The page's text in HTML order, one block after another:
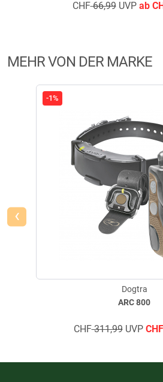
Booster-Funktion für sofortigen Zugriff
Ergonomisches und wasserdichtes
Kurz- und Dauerimpuls
Einstellbarer Booster
Rheostatischer Impulsstufenregler von 0
Niedrige bis mittelstarke Impulse
Technische Daten/Lieferumfang
Reichweite: bis zu 1.200 Meter
Ladedauer Akku: 2–3 Stunden
Akkutyp Sender und Empfänger: Li-Po-
Knopfzellbatterie in der
Schutzart Empfänger (Halsband): IPX9K
Handsender: Gewicht 122 g
Handsender: Maße 9,5 × 4,5 × 3,1 cm
Handsender: Reichweite ca. 1200 m
Halsbandempfänger: Maße 8,7 × 3,4 ×
CHF66,99UVP ab
MEHR VON DER MARKE
-1%
ARC 800
Dogtra
CHF311,99UVP CHF
‹